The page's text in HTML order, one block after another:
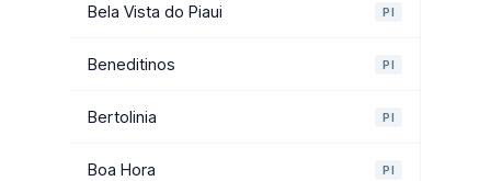
Bela Vista do Piaui PI
Beneditinos PI
Bertolinia PI
Boa Hora PI